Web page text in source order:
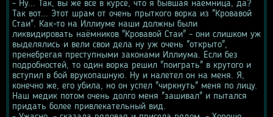
- Ну... Так, вы же все в курсе, что я бывшая наёмница, да?
Так вот... Этот шрам от очень прыткого ворка из "Кровавой
Стаи". Как-то на Иллиуме наши должны были
ликвидировать наёмников "Кровавой Стаи" - они слишком уж
выделялись и вели свои дела ну уж очень "открыто",
пренебрегая преступными законами Иллиума. Если без
подробностей, то один ворка решил "поиграть" в крутого и
вступил в бой врукопашную. Ну и налетел он на меня. Я,
конечно же, его убила, но он успел "чиркнуть" меня по лицу.
Наш медик потом очень долго меня "зашивал" и пытался
придать более привлекательный вид.